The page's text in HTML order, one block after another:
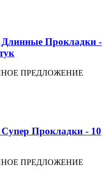
Длинные Прокладки -
ПРЕДЛОЖЕНИЕ
Прокладки - 10
ПРЕДЛОЖЕНИЕ